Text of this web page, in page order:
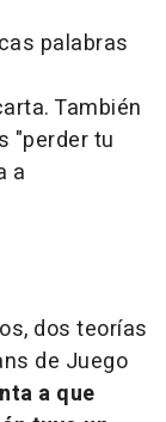
palabras
También
"perder tu
a
dos teorías
de Juego
a que